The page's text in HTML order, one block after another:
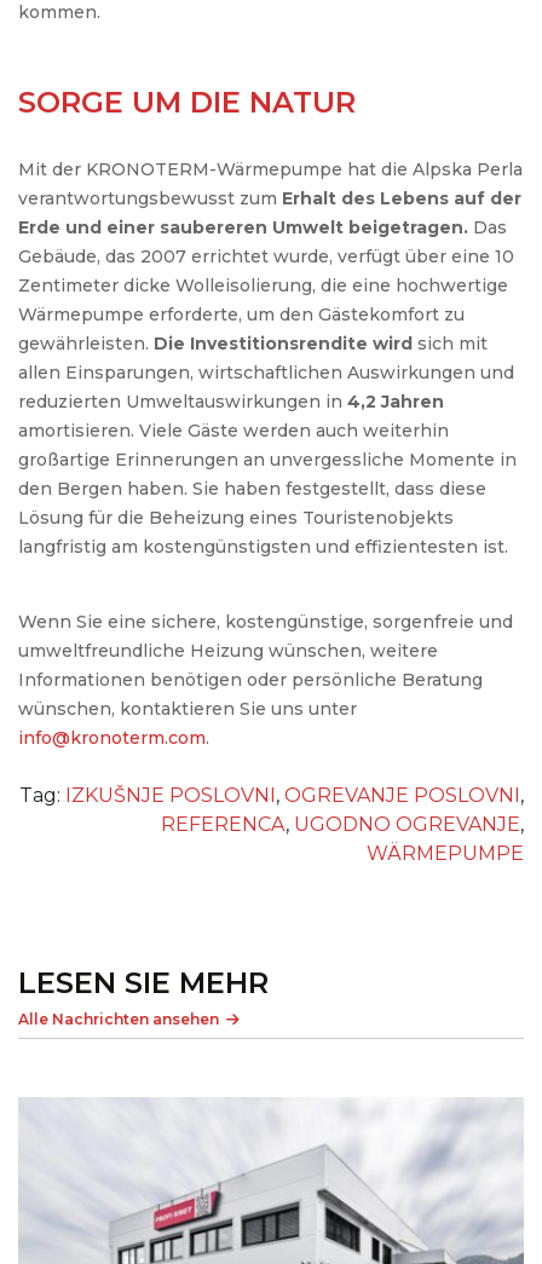
kommen.
SORGE UM DIE NATUR
Mit der KRONOTERM-Wärmepumpe hat die Alpska Perla
verantwortungsbewusst zum Erhalt des Lebens auf der
Erde und einer saubereren Umwelt beigetragen. Das
Gebäude, das 2007 errichtet wurde, verfügt über eine 10
Zentimeter dicke Wolleisolierung, die eine hochwertige
Wärmepumpe erforderte, um den Gästekomfort zu
gewährleisten. Die Investitionsrendite wird sich mit
allen Einsparungen, wirtschaftlichen Auswirkungen und
reduzierten Umweltauswirkungen in 4,2 Jahren
amortisieren. Viele Gäste werden auch weiterhin
großartige Erinnerungen an unvergessliche Momente in
den Bergen haben. Sie haben festgestellt, dass diese
Lösung für die Beheizung eines Touristenobjekts
langfristig am kostengünstigsten und effizientesten ist.
Wenn Sie eine sichere, kostengünstige, sorgenfreie und
umweltfreundliche Heizung wünschen, weitere
Informationen benötigen oder persönliche Beratung
wünschen, kontaktieren Sie uns unter
info@kronoterm.com.
Tag: IZKUŠNJE POSLOVNI , OGREVANJE POSLOVNI ,
REFERENCA, UGODNO OGREVANJE,
WÄRMEPUMPE
LESEN SIE MEHR
Alle Nachrichten ansehen